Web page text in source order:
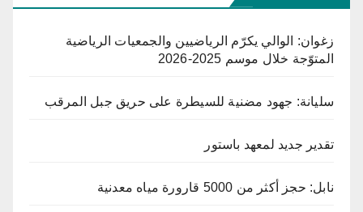
زغوان: الوالي يكرّم الرياضيين والجمعيات الرياضية
المتوّجة خلال موسم 2025-2026
سليانة: جهود مضنية للسيطرة على حريق جبل المرقب
تقدير جديد لمعهد باستور
نابل: حجز أكثر من 5000 قارورة مياه معدنية